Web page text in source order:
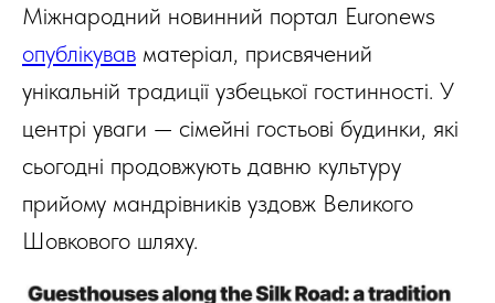
Міжнародний новинний портал Euronews
опублікував матеріал, присвячений
унікальній традиції узбецької гостинності. У
центрі уваги — сімейні гостьові будинки, які
сьогодні продовжують давню культуру
прийому мандрівників уздовж Великого
Шовкового шляху.